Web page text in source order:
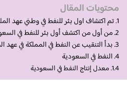
محتويات المقال
تم اكتشاف اول بئر للنفط في وطني عهد
من أول من اكتشف أول بئر للنفط في
بدأ التنقيب عن النفط في المملكة في عهد
النفط في السعودية
معدل إنتاج النفط في السعودية